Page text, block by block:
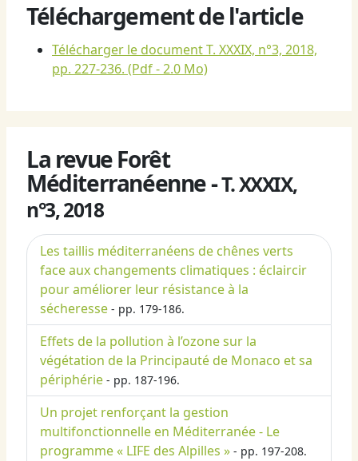
Téléchargement de l'article
Télécharger le document T. XXXIX, n°3, 2018,
pp. 227-236. (Pdf - 2.0 Mo)
La revue Forêt
Méditerranéenne -T. XXXIX,
n°3, 2018
Les taillis méditerranéens de chênes verts
face aux changements climatiques : éclaircir
pour améliorer leur résistance à la
sécheresse - pp. 179-186.
Effets de la pollution à l’ozone sur la
végétation de la Principauté de Monaco et sa
périphérie - pp. 187-196.
Un projet renforçant la gestion
multifonctionnelle en Méditerranée - Le
programme « LIFE des Alpilles » - pp. 197-208.